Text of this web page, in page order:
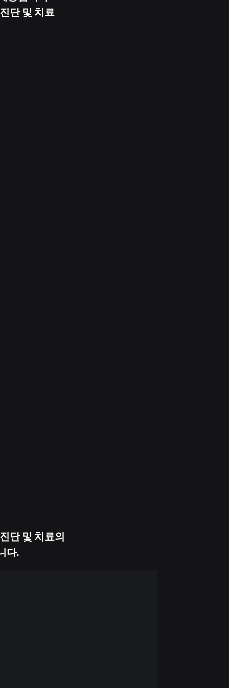
단 및 치료
단 및 치료의
다.